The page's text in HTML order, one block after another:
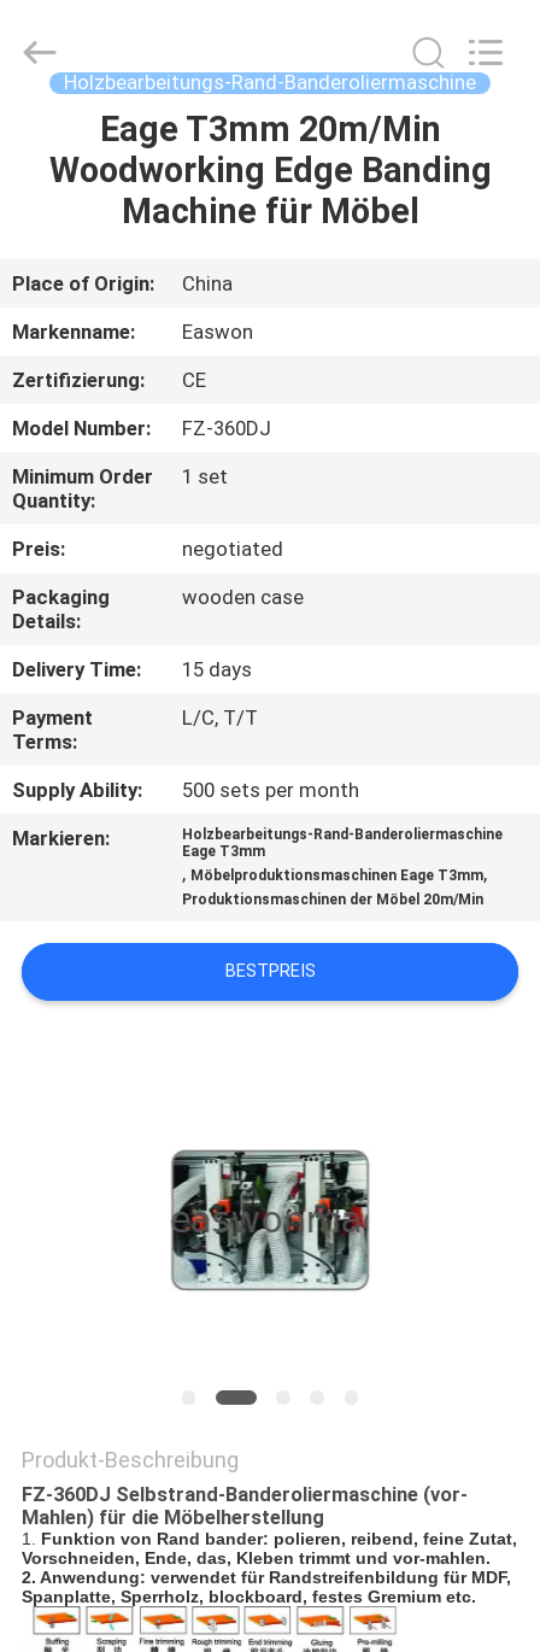
PRODUKTE
ÜBER
UNS
FABRIK-
AUSFLUG
QUALITÄTSKONTROLLE
TRETEN
SIE
MIT
UNS
IN
VERBINDUNG
NACHRICHTEN
FORDERN
SIE EIN
Export
Holzbearbeitungs-Rand-Banderoliermaschine
Eage T3mm 20m/Min
Woodworking Edge Banding
Machine für Möbel
Place of Origin:
China
Markenname:
Easwon
Zertifizierung:
CE
Model Number:
FZ-360DJ
Minimum Order
Quantity:
1 set
Preis:
negotiated
Packaging
Details:
wooden case
Delivery Time:
15 days
Payment
Terms:
L/C, T/T
Supply Ability:
500 sets per month
Markieren:
Holzbearbeitungs-Rand-Banderoliermaschine
Eage T3mm
, Möbelproduktionsmaschinen Eage T3mm,
Produktionsmaschinen der Möbel 20m/Min
BESTPREIS
Produkt-Beschreibung
FZ-360DJ Selbstrand-Banderoliermaschine (vor-
Mahlen) für die Möbelherstellung
1. Funktion von Rand bander: polieren, reibend, feine Zutat,
Vorschneiden, Ende, das, Kleben trimmt und vor-mahlen.
2. Anwendung: verwendet für Randstreifenbildung für MDF,
Spanplatte, Sperrholz, blockboard, festes Gremium etc.